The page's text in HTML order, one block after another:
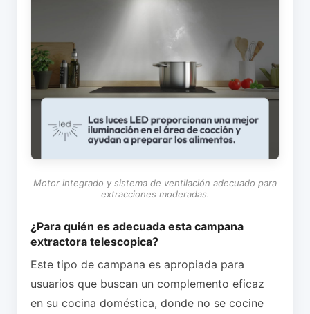
Motor integrado y sistema de ventilación adecuado para
extracciones moderadas.
¿Para quién es adecuada esta campana
extractora telescopica?
Este tipo de campana es apropiada para
usuarios que buscan un complemento eficaz
en su cocina doméstica, donde no se cocine